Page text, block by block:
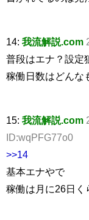
14: 我流解説.com
普段はエナ？設定
稼働日数はどんな
15: 我流解説.com
ID:wqPFG77o0
>>14
基本エナやで
稼働は月に26日く